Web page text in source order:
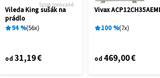
Sponzorované
Vileda King sušák na
prádlo
94% 56x
od 31,19 €
Vivax ACP12CH35AEMI
100 % 7x
od 469,00 €